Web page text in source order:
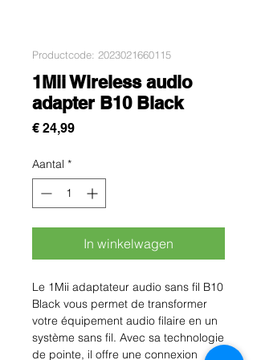
Productcode: 2023021660115
1Mii Wireless audio
adapter B10 Black
€ 24,99Prijs
Aantal *
In winkelwagen
Le 1Mii adaptateur audio sans fil B10
Black vous permet de transformer
votre équipement audio filaire en un
système sans fil. Avec sa technologie
de pointe, il offre une connexion